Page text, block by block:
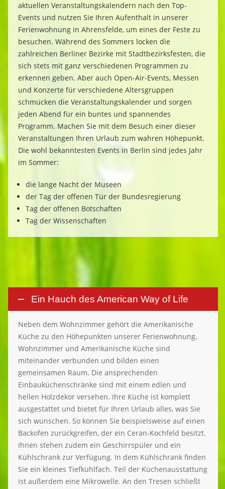
aktuellen Veranstaltungskalendern nach den Top-
Events und nutzen Sie Ihren Aufenthalt in unserer
Ferienwohnung in Ahrensfelde, um eines der Feste zu
besuchen. Während des Sommers locken die
zahlreichen Berliner Bezirke mit Stadtbezirksfesten, die
sich stets mit ganz verschiedenen Programmen zu
erkennen geben. Aber auch Open-Air-Events, Messen
und Konzerte für verschiedene Altersgruppen
schmücken die Veranstaltungskalender und sorgen
jeden Abend für ein buntes und spannendes
Programm. Machen Sie mit dem Besuch einer dieser
Veranstaltungen Ihren Urlaub zum wahren Höhepunkt.
Die wohl bekanntesten Events in Berlin sind jedes Jahr
im Sommer:
die lange Nacht der Museen
der Tag der offenen Tür der Bundesregierung
Tag der offenen Botschaften
Tag der Wissenschaften
Ein Hauch des American Way of Life
Neben dem Wohnzimmer gehört die Amerikanische
Küche zu den Höhepunkten unserer Ferienwohnung.
Wohnzimmer und Amerikanische Küche sind
miteinander verbunden und bilden einen
gemeinsamen Raum. Die ansprechenden
Einbauküchenschränke sind mit einem edlen und
hellen Holzdekor versehen. Ihre Küche ist komplett
ausgestattet und bietet für Ihren Urlaub alles, was Sie
sich wünschen. So können Sie beispielsweise auf einen
Backofen zurückgreifen, der ein Ceran-Kochfeld besitzt.
Ihnen stehen zudem ein Geschirrspüler und ein
Kühlschrank zur Verfügung. In dem Kühlschrank finden
Sie ein kleines Tiefkühlfach. Teil der Küchenausstattung
ist außerdem eine Mikrowelle. An den Tresen schließt